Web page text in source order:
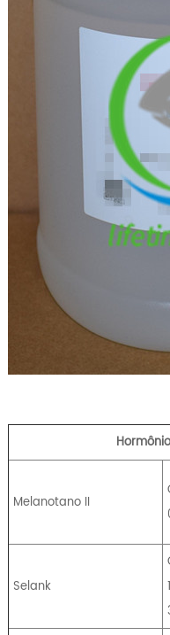
Melanotano II
Selank